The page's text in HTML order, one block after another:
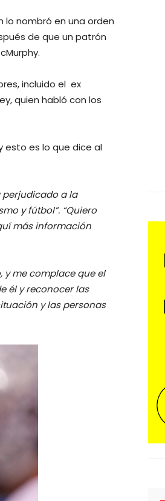
lo nombró en una orden
de que un patrón
incluido el ex
quien habló con los
esto es lo que dice al
perjudicado a la
y fútbol”. “Quiero
más información
y me complace que el
él y reconocer las
y las personas